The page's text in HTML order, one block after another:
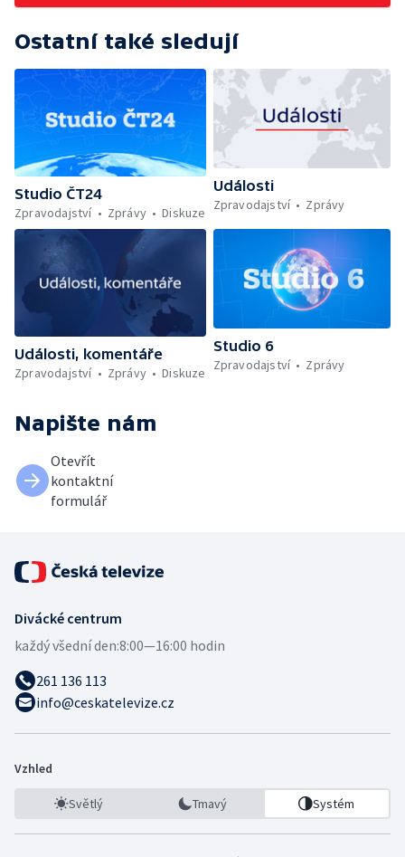
Ostatní také sledují
Studio ČT24
Zpravodajství
Zprávy Diskuze
Události
Zpravodajství
Zprávy
Události, komentáře
Zpravodajství
Zprávy Diskuze
Studio 6
Zpravodajství
Zprávy
Napište nám
Otevřít
kontaktní
formulář
Divácké centrum
každý všední den:8:00—16:00 hodin
261 136 113
info@ceskatelevize.cz
Vzhled
Světlý Tmavý Systém